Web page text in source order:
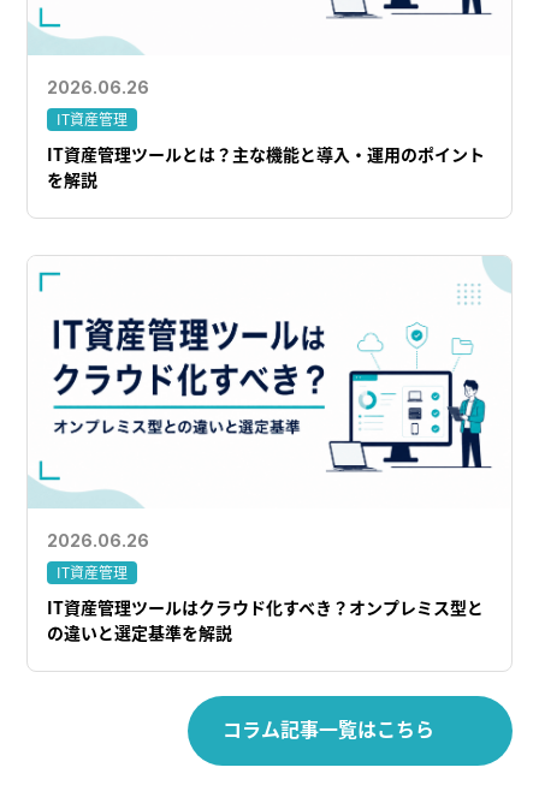
2026.06.26
IT資産管理
IT資産管理ツールとは？主な機能と導入・運用のポイント
を解説
2026.06.26
IT資産管理
IT資産管理ツールはクラウド化すべき？オンプレミス型と
の違いと選定基準を解説
コラム記事一覧はこちら